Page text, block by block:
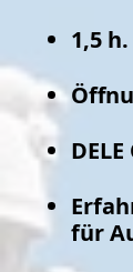
1,5
für